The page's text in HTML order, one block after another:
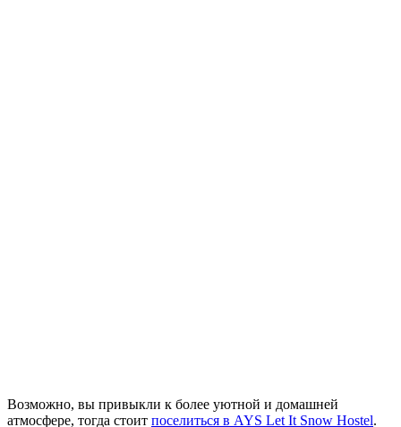
Возможно, вы привыкли к более уютной и домашней
атмосфере, тогда стоит поселиться в AYS Let It Snow Hostel.